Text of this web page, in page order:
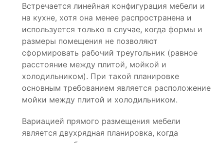
Встречается линейная конфигурация мебели и
на кухне, хотя она менее распространена и
используется только в случае, когда формы и
размеры помещения не позволяют
сформировать рабочий треугольник (равное
расстояние между плитой, мойкой и
холодильником). При такой планировке
основным требованием является расположение
мойки между плитой и холодильником.
Вариацией прямого размещения мебели
является двухрядная планировка, когда